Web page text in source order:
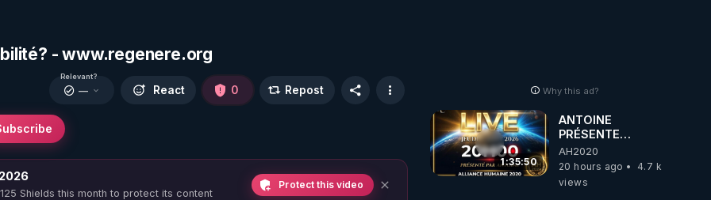
- www.regenere.org
Relevant?
— React 0 Repost
Shields this month to protect its content
Protect this video
Why this ad?
1:35:50
ANTOINE
PRÉSENTE
AH2020 LE LIVE
20H ***DU
06/08/2026***
AH2020
20 hours ago
4.7 k
views